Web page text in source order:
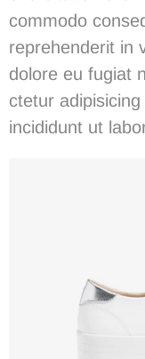
commodo
reprehenderit in
dolore eu fugiat
ctetur
incididunt ut